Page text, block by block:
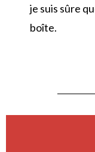
je suis sûre
boîte.